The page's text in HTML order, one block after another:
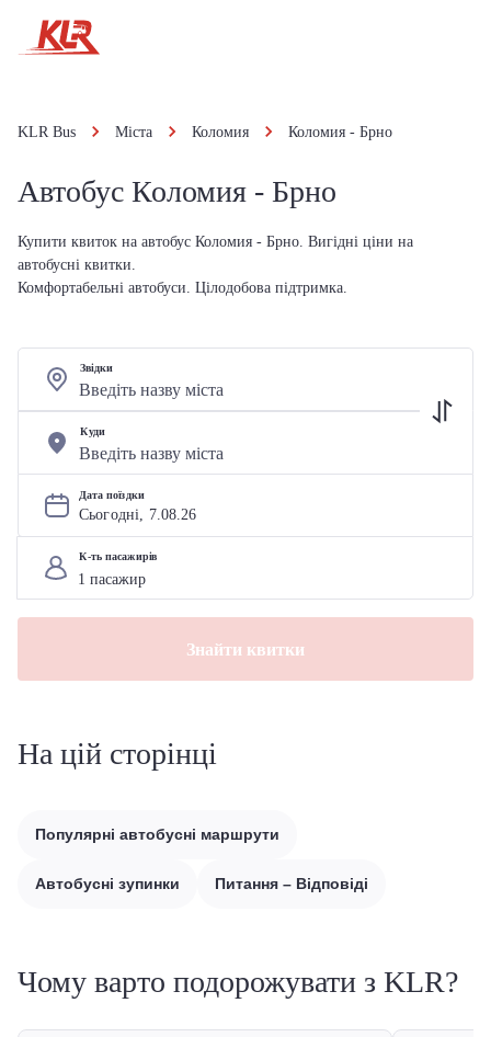
KLR Bus Міста Коломия Коломия - Брно
Автобус Коломия - Брно
Купити квиток на автобус Коломия - Брно. Вигідні ціни на
автобусні квитки.
Комфортабельні автобуси. Цілодобова підтримка.
Звідки
Куди
Дата поїздки
Сьогодні, 7.08.26
К-ть пасажирів
Знайти квитки
На цій сторінці
Популярні автобусні маршрути
Автобусні зупинки Питання – Відповіді
Чому варто подорожувати з KLR?